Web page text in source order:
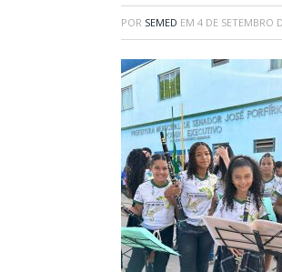
POR SEMED EM 4 DE SETEMBRO